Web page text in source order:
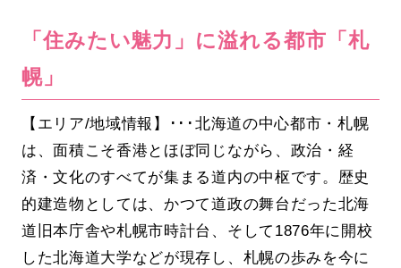
「住みたい魅力」に溢れる都市「札
幌」
【エリア/地域情報】･･･北海道の中心都市・札幌
は、面積こそ香港とほぼ同じながら、政治・経
済・文化のすべてが集まる道内の中枢です。歴史
的建造物としては、かつて道政の舞台だった北海
道旧本庁舎や札幌市時計台、そして1876年に開校
した北海道大学などが現存し、札幌の歩みを今に